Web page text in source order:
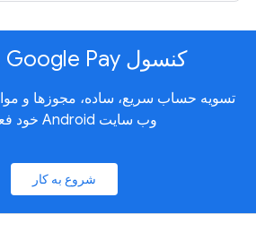
کنسول Google Pay و Wallet
تسویه حساب سریع، ساده، مجوزها و
وب سایت Android خود فعال کنید.
شروع به کار